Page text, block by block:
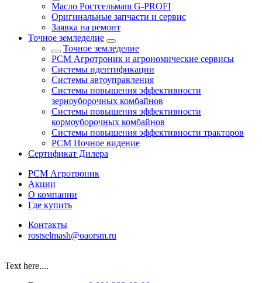
Масло Ростсельмаш G-PROFI
Оригинальные запчасти и сервис
Заявка на ремонт
Точное земледелие
Точное земледелие
РСМ Агротроник и агрономические сервисы
Системы идентификации
Системы автоуправления
Системы повышения эффективности
зерноуборочных комбайнов
Системы повышения эффективности
кормоуборочных комбайнов
Системы повышения эффективности тракторов
РСМ Ночное видение
Сертификат Дилера
РСМ Агротроник
Акции
О компании
Где купить
Контакты
rostselmash@oaorsm.ru
Text here....